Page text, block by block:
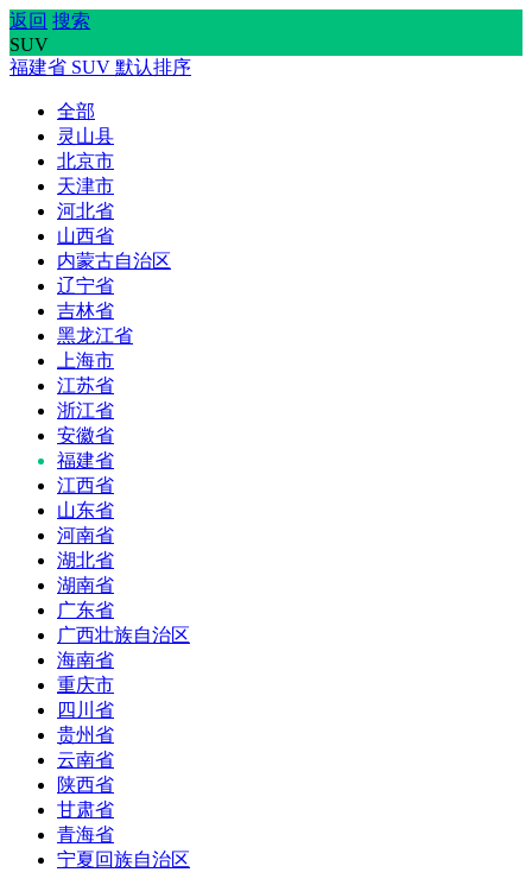
返回 搜索
SUV
福建省 SUV 默认排序
全部
灵山县
北京市
天津市
河北省
山西省
内蒙古自治区
辽宁省
吉林省
黑龙江省
上海市
江苏省
浙江省
安徽省
福建省
江西省
山东省
河南省
湖北省
湖南省
广东省
广西壮族自治区
海南省
重庆市
四川省
贵州省
云南省
陕西省
甘肃省
青海省
宁夏回族自治区